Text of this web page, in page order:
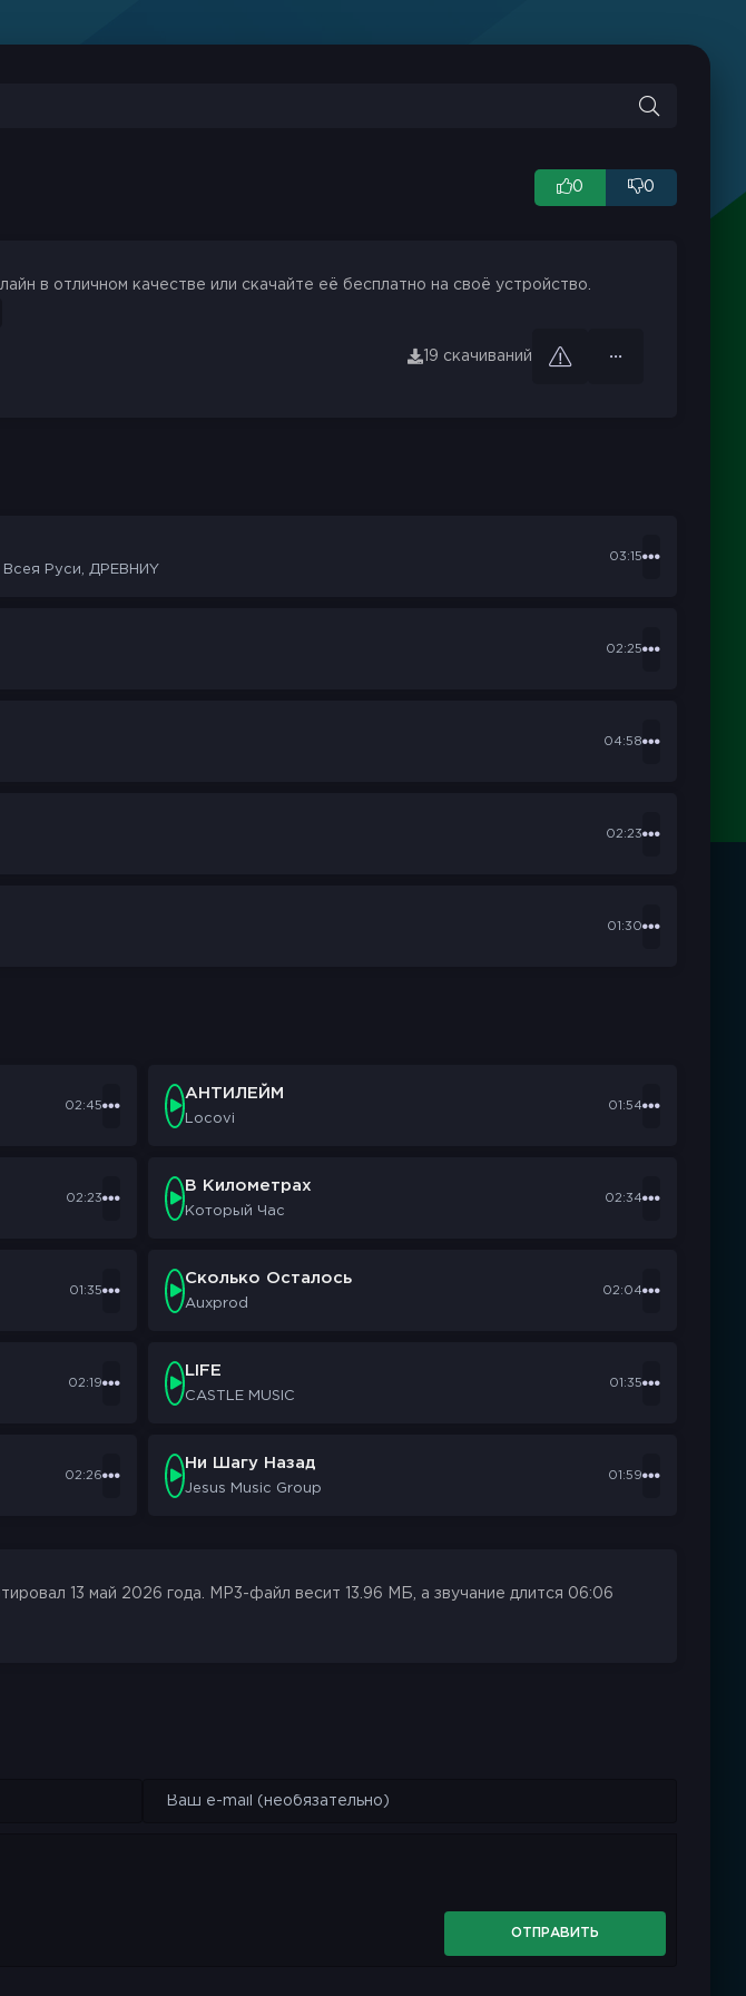
0 0
в отличном качестве или скачайте её бесплатно на своё устройство.
19 скачиваний
Руси, ДРЕВНИY
03:15
02:25
04:58
02:23
01:30
02:45
АНТИЛЕЙМ
Locovi
01:54
02:23
В Километрах
Который Час
02:34
01:35
Сколько Осталось
Auxprod
02:04
02:19
LIFE
CASTLE MUSIC
01:35
02:26
Ни Шагу Назад
Jesus Music Group
01:59
13 май 2026 года. MP3-файл весит 13.96 МБ, а звучание длится 06:06
ОТПРАВИТЬ